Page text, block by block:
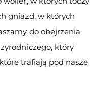
gniazd, w których
do obejrzenia
który
trafiają pod nasze